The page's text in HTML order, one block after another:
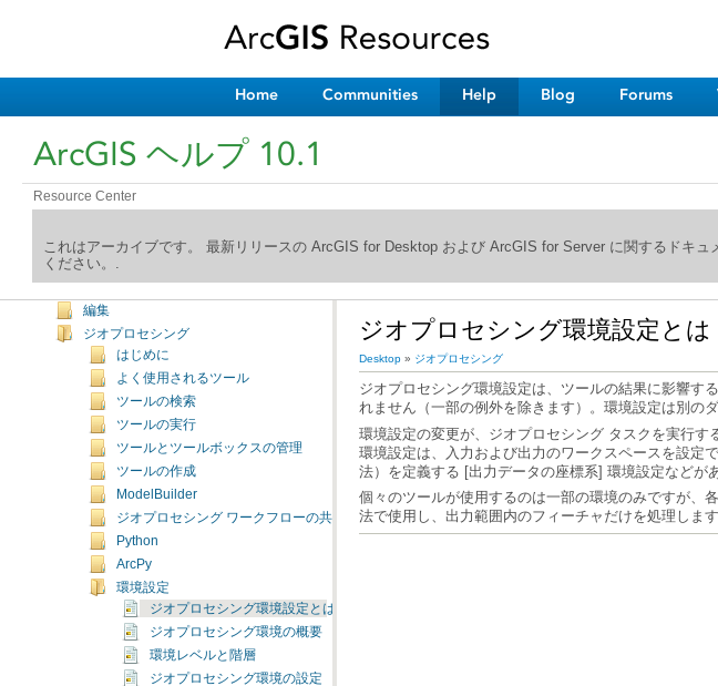
Home Communities Help Blog Forums
ArcGIS ヘルプ 10.1
Resource Center
これはアーカイブです。 最新リリースの ArcGIS for Desktop および ArcGIS for Server に関するドキュ
ください。.
新機能
Desktop
マッピング
編集
ジオプロセシング
はじめに
よく使用されるツール
ツールの検索
ツールの実行
ツールとツールボックスの管理
ツールの作成
ModelBuilder
ジオプロセシング ワークフローの共有
Python
ArcPy
環境設定
ジオプロセシング環境設定とは
ジオプロセシング環境の概要
環境レベルと階層
ジオプロセシング環境の設定
ジオプロセシング環境設定とは
Desktop » ジオプロセシング
れません（一部の例外を除きます）。環境設定は別の
法）を定義する [出力データの座標系] 環境設定などが
法で使用し、出力範囲内のフィーチャだけを処理しま